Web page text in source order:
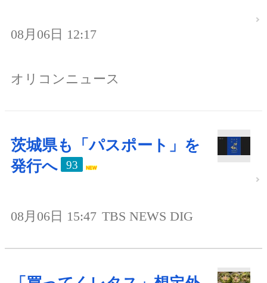
08月06日 12:17
オリコンニュース
茨城県も「パスポート」を
発行へ
93
08月06日 15:47 TBS NEWS DIG